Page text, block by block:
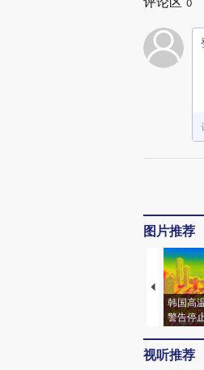
0
图片推荐
韩国高
警告停
视听推荐